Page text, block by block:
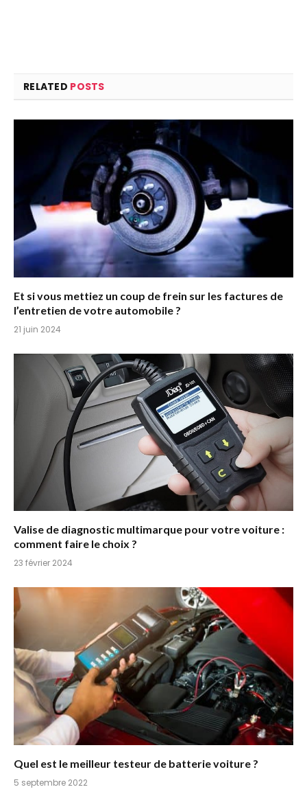
RELATED POSTS
Et si vous mettiez un coup de frein sur les factures de
l’entretien de votre automobile ?
21 juin 2024
Valise de diagnostic multimarque pour votre voiture :
comment faire le choix ?
23 février 2024
Quel est le meilleur testeur de batterie voiture ?
5 septembre 2022